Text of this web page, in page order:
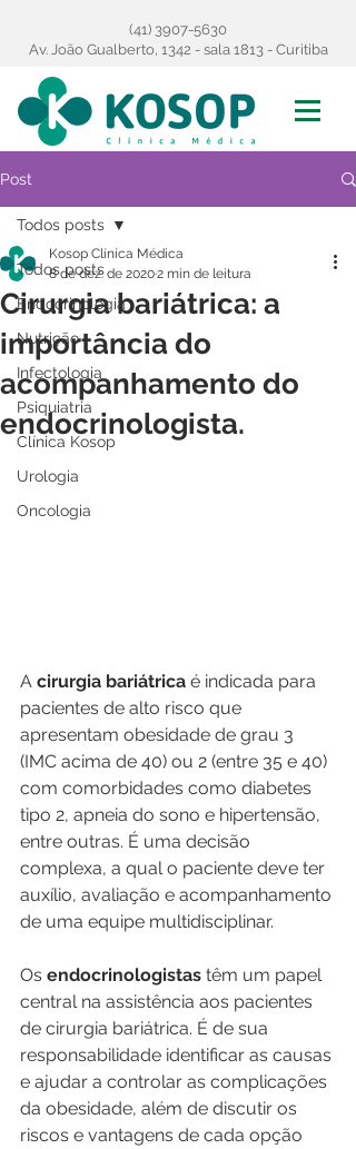
(41) 3907-5630
Av. João Gualberto, 1342 - sala 1813 - Curitiba
Post
Todos posts
Endocrinologia
Nutrição
Infectologia
Psiquiatria
Clínica Kosop
Urologia
Oncologia
Todos posts
Cirurgia bariátrica: a
importância do
acompanhamento do
endocrinologista.
Kosop Clínica Médica
8 de dez. de 20202 min de leitura
A cirurgia bariátrica é indicada para
pacientes de alto risco que
apresentam obesidade de grau 3
(IMC acima de 40) ou 2 (entre 35 e 40)
com comorbidades como diabetes
tipo 2, apneia do sono e hipertensão,
entre outras. É uma decisão
complexa, a qual o paciente deve ter
auxílio, avaliação e acompanhamento
de uma equipe multidisciplinar.
Os endocrinologistas têm um papel
central na assistência aos pacientes
de cirurgia bariátrica. É de sua
responsabilidade identificar as causas
e ajudar a controlar as complicações
da obesidade, além de discutir os
riscos e vantagens de cada opção